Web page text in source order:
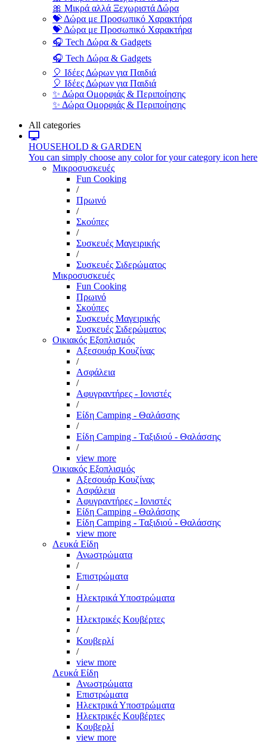
🎀 Μικρά αλλά Ξεχωριστά Δώρα
💝 Δώρα με Προσωπικό Χαρακτήρα
💝 Δώρα με Προσωπικό Χαρακτήρα
🎧 Tech Δώρα & Gadgets
🎧 Tech Δώρα & Gadgets
🎈 Ιδέες Δώρων για Παιδιά
🎈 Ιδέες Δώρων για Παιδιά
✨ Δώρα Ομορφιάς & Περιποίησης
✨ Δώρα Ομορφιάς & Περιποίησης
All categories
HOUSEHOLD & GARDEN
You can simply choose any color for your category icon here
Μικροσυσκευές
Fun Cooking
/
Πρωινό
/
Σκούπες
/
Συσκευές Μαγειρικής
/
Συσκευές Σιδερώματος
Μικροσυσκευές
Fun Cooking
Πρωινό
Σκούπες
Συσκευές Μαγειρικής
Συσκευές Σιδερώματος
Οικιακός Εξοπλισμός
Αξεσουάρ Κουζίνας
/
Ασφάλεια
/
Αφυγραντήρες - Ιονιστές
/
Είδη Camping - Θαλάσσης
/
Είδη Camping - Ταξιδιού - Θαλάσσης
/
view more
Οικιακός Εξοπλισμός
Αξεσουάρ Κουζίνας
Ασφάλεια
Αφυγραντήρες - Ιονιστές
Είδη Camping - Θαλάσσης
Είδη Camping - Ταξιδιού - Θαλάσσης
view more
Λευκά Είδη
Ανωστρώματα
/
Επιστρώματα
/
Ηλεκτρικά Υποστρώματα
/
Ηλεκτρικές Κουβέρτες
/
Κουβερλί
/
view more
Λευκά Είδη
Ανωστρώματα
Επιστρώματα
Ηλεκτρικά Υποστρώματα
Ηλεκτρικές Κουβέρτες
Κουβερλί
view more